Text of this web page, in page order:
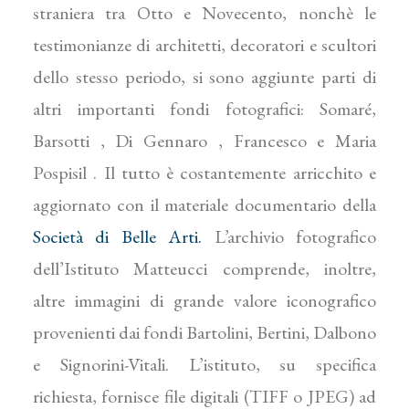
straniera tra Otto e Novecento, nonchè le
testimonianze di architetti, decoratori e scultori
dello stesso periodo, si sono aggiunte parti di
altri importanti fondi fotografici: Somaré,
Barsotti , Di Gennaro , Francesco e Maria
Pospisil . Il tutto è costantemente arricchito e
aggiornato con il materiale documentario della
Società di Belle Arti. L’archivio fotografico
dell’Istituto Matteucci comprende, inoltre,
altre immagini di grande valore iconografico
provenienti dai fondi Bartolini, Bertini, Dalbono
e Signorini-Vitali. L’istituto, su specifica
richiesta, fornisce file digitali (TIFF o JPEG) ad